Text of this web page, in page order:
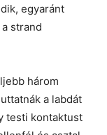
egyaránt
strand
három
a labdát
testi kontaktust